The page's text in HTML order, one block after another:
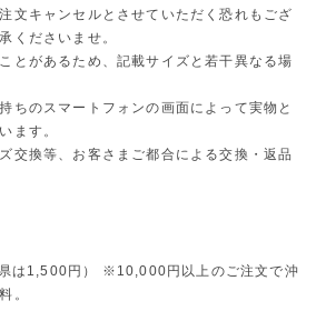
文キャンセルとさせていただく恐れもござ
くださいませ。
とがあるため、記載サイズと若干異なる場
ちのスマートフォンの画面によって実物と
ます。
交換等、お客さまご都合による交換・返品
は1,500円） ※10,000円以上のご注文で沖
。